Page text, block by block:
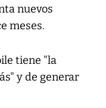
nuevos
meses.
tiene "la
y de generar